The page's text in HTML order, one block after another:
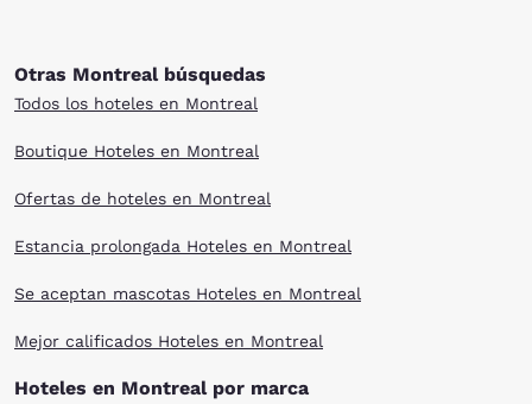
Otras Montreal búsquedas
Todos los hoteles en Montreal
Boutique Hoteles en Montreal
Ofertas de hoteles en Montreal
Estancia prolongada Hoteles en Montreal
Se aceptan mascotas Hoteles en Montreal
Mejor calificados Hoteles en Montreal
Hoteles en Montreal por marca